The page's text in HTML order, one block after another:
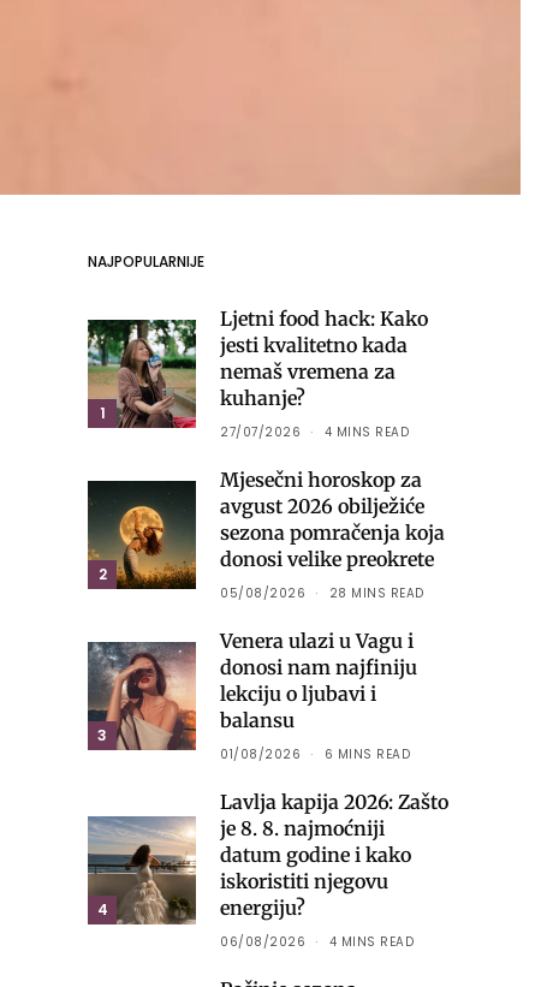
NAJPOPULARNIJE
1
Ljetni food hack: Kako
jesti kvalitetno kada
nemaš vremena za
kuhanje?
27/07/2026 4 MINS READ
2
Mjesečni horoskop za
avgust 2026 obilježiće
sezona pomračenja koja
donosi velike preokrete
05/08/2026 28 MINS READ
3
Venera ulazi u Vagu i
donosi nam najfiniju
lekciju o ljubavi i
balansu
01/08/2026 6 MINS READ
4
Lavlja kapija 2026: Zašto
je 8. 8. najmoćniji
datum godine i kako
iskoristiti njegovu
energiju?
06/08/2026 4 MINS READ